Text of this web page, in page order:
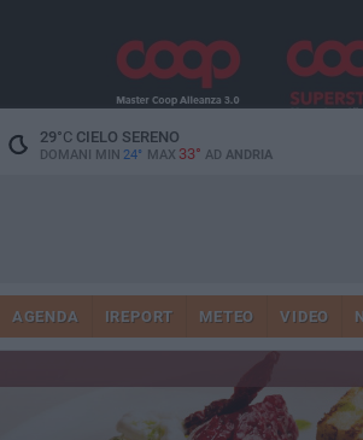
29°CCIELO SERENO
DOMANI MIN 24° MAX 33° AD ANDRIA
AGENDA IREPORT METEO VIDEO